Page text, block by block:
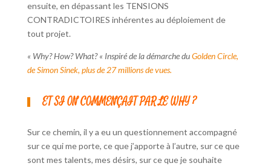
ensuite, en dépassant les TENSIONS
CONTRADICTOIRES inhérentes au déploiement de
tout projet.
« Why? How? What? « Inspiré de la démarche duGolden Circle,
de Simon Sinek, plus de 27 millions de vues.
ET SI ON COMMENÇAIT PAR LE WHY ?
Sur ce chemin, il y a eu un questionnement accompagné
sur ce qui me porte, ce que j’apporte à l’autre, sur ce que
sont mes talents, mes désirs, sur ce que je souhaite